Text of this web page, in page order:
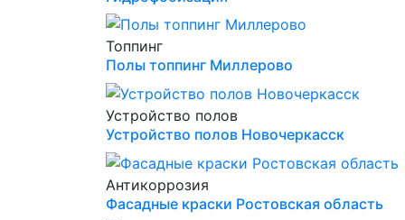
Топпинг
Полы топпинг Миллерово
Устройство полов
Устройство полов Новочеркасск
Антикоррозия
Фасадные краски Ростовская область